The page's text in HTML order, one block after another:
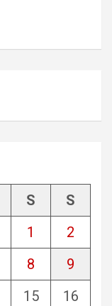
S
S
1
2
8
9
15
16